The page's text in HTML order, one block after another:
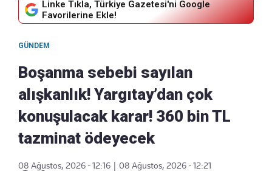
Linke Tıkla, Türkiye Gazetesi'ni Google
Favorilerine Ekle!
GÜNDEM
Boşanma sebebi sayılan
alışkanlık! Yargıtay’dan çok
konuşulacak karar! 360 bin TL
tazminat ödeyecek
08 Ağustos, 2026 - 12:16
08 Ağustos, 2026 - 12:21